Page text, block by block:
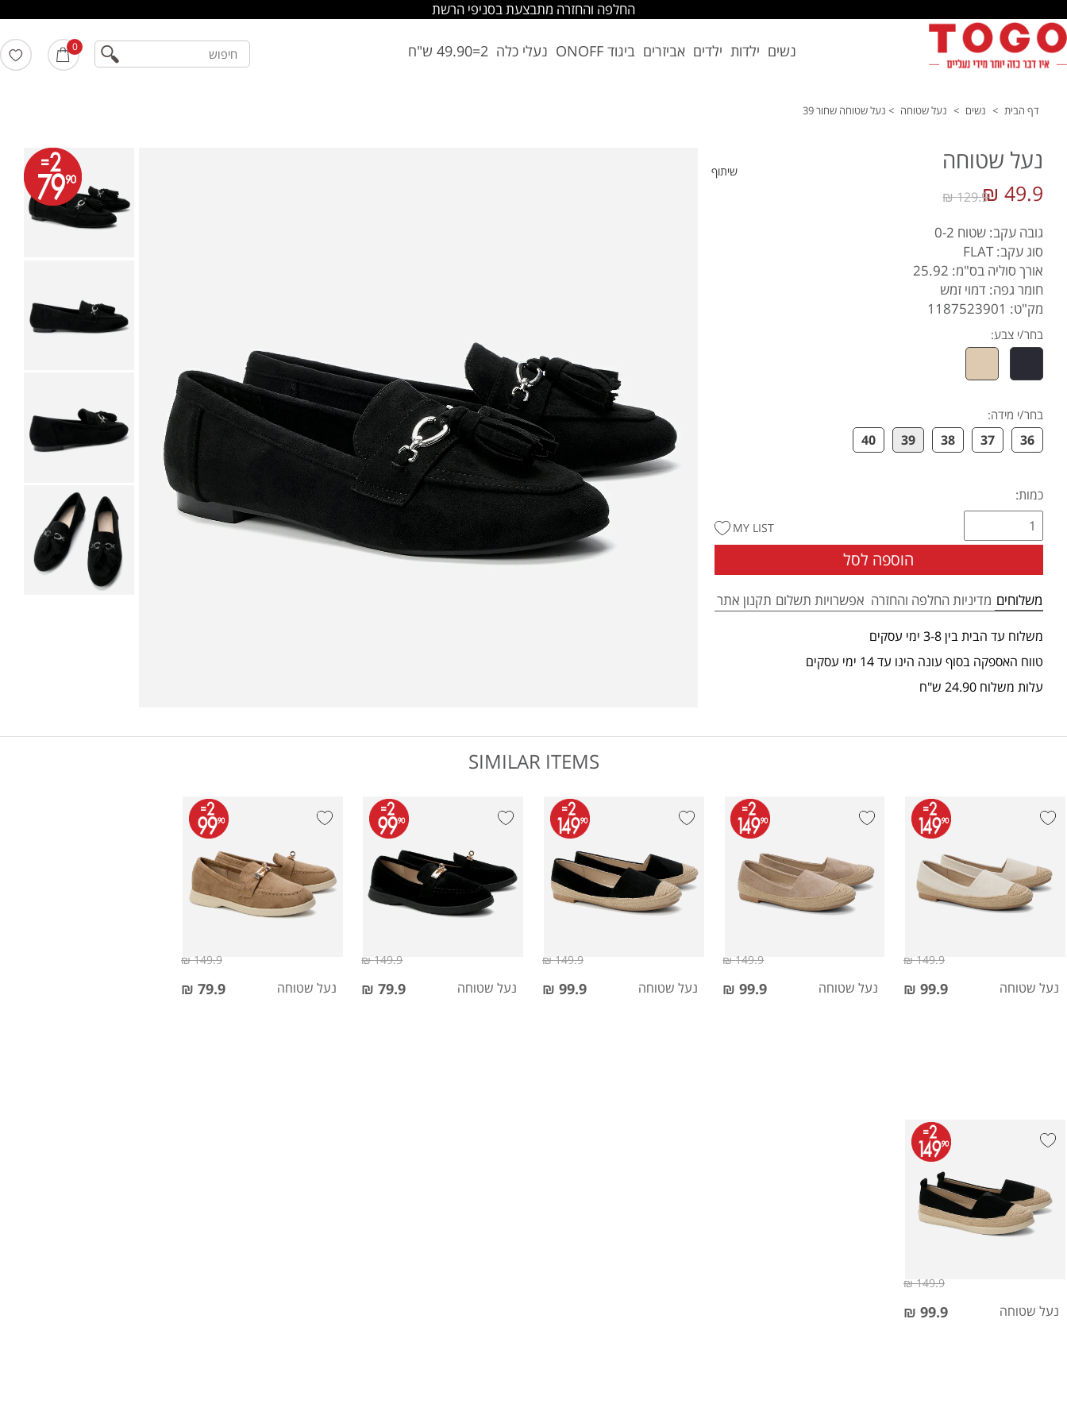
החלפה והחזרה מתבצעת בסניפי הרשת
נשים ילדות ילדים אביזרים ביגוד ONOFF נעלי כלה 2=49.90 ש"ח 0 חיפוש
דף הבית > נשים > נעל שטוחה > נעל שטוחה שחור 39
שיתוף נעל שטוחה
49.9 ₪
129.9 ₪
גובה עקב: שטוח 0-2
סוג עקב: FLAT
אורך סוליה בס"מ: 25.92
חומר גפה: דמוי זמש
מק"ט: 1187523901
בחר/י צבע:
בחר/י מידה:
36
37
38
39
40
כמות:
הוספה לסל
MY LIST
משלוחים מדיניות החלפה והחזרה אפשרויות תשלום תקנון אתר
משלוח עד הבית בין 3-8 ימי עסקים
טווח האספקה בסוף עונה הינו עד 14 ימי עסקים
עלות משלוח 24.90 ש"ח
SIMILAR ITEMS
נעל שטוחה 99.9 ₪
149.9 ₪
נעל שטוחה 99.9 ₪
149.9 ₪
נעל שטוחה 99.9 ₪
149.9 ₪
נעל שטוחה 79.9 ₪
149.9 ₪
נעל שטוחה 79.9 ₪
149.9 ₪
נעל שטוחה 99.9 ₪
149.9 ₪